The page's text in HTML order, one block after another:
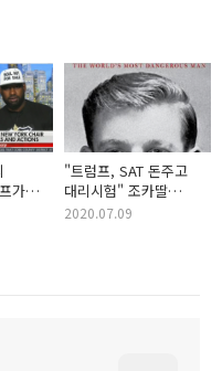
가
"트럼프, SAT 돈주고
대리시험" 조카딸
책에서 주장
2020.07.09